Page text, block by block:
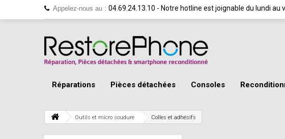
Appelez-nous au : 04.69.24.13.10 - Notre hotline est joignable du lundi au
Réparations Pièces détachées Consoles
Outils et micro soudure Colles et adhésifs